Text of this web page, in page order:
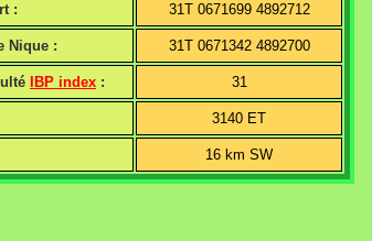
: 31T 0671699 4892712
Nique : 31T 0671342 4892700
IBP index : 31
3140 ET
16 km SW